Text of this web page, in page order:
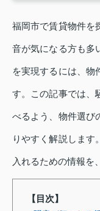
福岡市で賃貸物件を
音が気になる方も多
を実現するには、物
す。この記事では、
べるよう、物件選び
りやすく解説します
入れるための情報を
【目次】